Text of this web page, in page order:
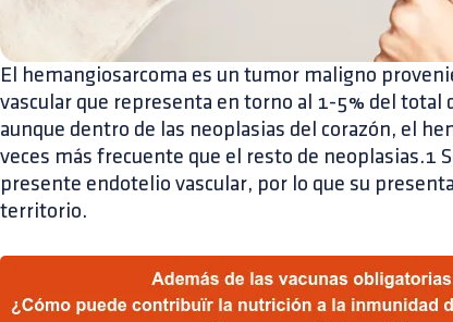
El hemangiosarcoma es un tumor maligno
vascular que representa en torno al 1-5% del total
aunque dentro de las neoplasias del corazón, el
veces más frecuente que el resto de neoplasias.1
presente endotelio vascular, por lo que su
territorio.